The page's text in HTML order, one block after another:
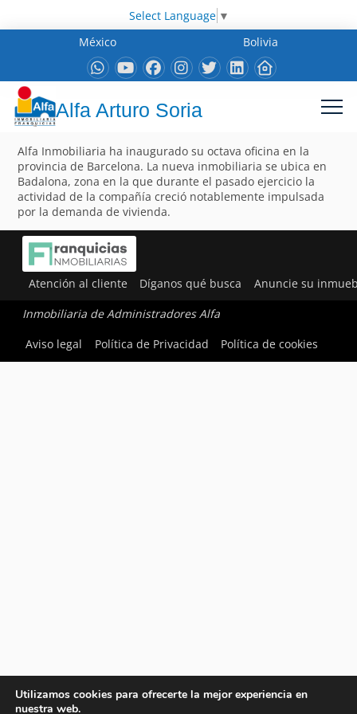
Select Language ▼
México
Bolivia
Alfa Arturo Soria
Alfa Inmobiliaria ha inaugurado su octava oficina en la
provincia de Barcelona. La nueva inmobiliaria se ubica en
Badalona, zona en la que durante el pasado ejercicio la
actividad de la compañía creció notablemente impulsada
por la demanda de vivienda.
Atención al cliente Díganos qué busca Anuncie su
Inmobiliaria de Administradores Alfa
Aviso legal
Política de Privacidad Política de cookies
Utilizamos cookies para ofrecerte la mejor experiencia en
nuestra web.